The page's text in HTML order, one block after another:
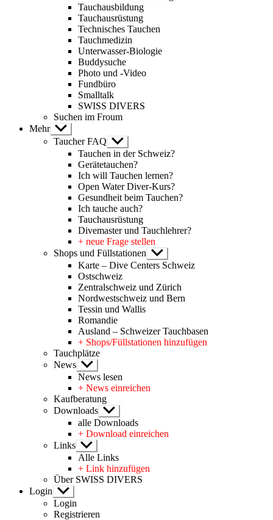
Tauchausbildung
Tauchausrüstung
Technisches Tauchen
Tauchmedizin
Unterwasser-Biologie
Buddysuche
Photo und -Video
Fundbüro
Smalltalk
SWISS DIVERS
Suchen im Froum
Mehr Untermenü
anzeigen
Taucher FAQ Untermenü
anzeigen
Tauchen in der Schweiz?
Gerätetauchen?
Ich will Tauchen lernen?
Open Water Diver-Kurs?
Gesundheit beim Tauchen?
Ich tauche auch?
Tauchausrüstung
Divemaster und Tauchlehrer?
+ neue Frage stellen
Shops und Füllstationen Untermenü
anzeigen
Karte – Dive Centers Schweiz
Ostschweiz
Zentralschweiz und Zürich
Nordwestschweiz und Bern
Tessin und Wallis
Romandie
Ausland – Schweizer Tauchbasen
+ Shops/Füllstationen hinzufügen
Tauchplätze
News Untermenü
anzeigen
News lesen
+ News einreichen
Kaufberatung
Downloads Untermenü
anzeigen
alle Downloads
+ Download einreichen
Links Untermenü
anzeigen
Alle Links
+ Link hinzufügen
Über SWISS DIVERS
Login Untermenü
anzeigen
Login
Registrieren